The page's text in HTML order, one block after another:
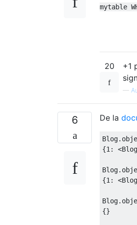
mytable
20
+1
—
6 De la
Blog.
{1 : <Blog
Blog.
{1 : <Blog
Blog.
{}